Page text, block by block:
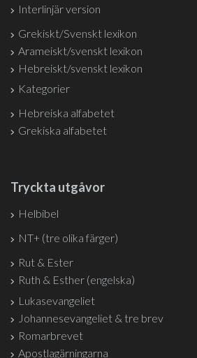
Interlinjär version
Grekiskt/Svenskt lexikon
Arameiskt/svenskt lexikon
Hebreiskt/svenskt lexikon
Kategorier
Hebreiska alfabetet
Grekiska alfabetet
Tryckta utgåvor
Helbibel
NT+ (tre olika färger)
Rut & Ester
Ruth & Esther (engelska)
Lukasevangeliet
Johannesevangeliet & tre brev
Romarbrevet
Apostlagärningarna